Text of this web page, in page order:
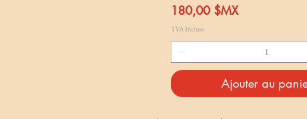
Prix
180,00 $MX
TVA Incluse
Ajouter au